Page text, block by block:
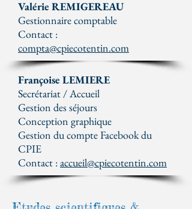
Valérie REMIGEREAU
Gestionnaire comptable
Contact :
compta@cpiecotentin.com
Françoise LEMIERE
Secrétariat / Accueil
Gestion des séjours
Conception graphique
Gestion du compte Facebook du
CPIE
Contact :accueil@cpiecotentin.com